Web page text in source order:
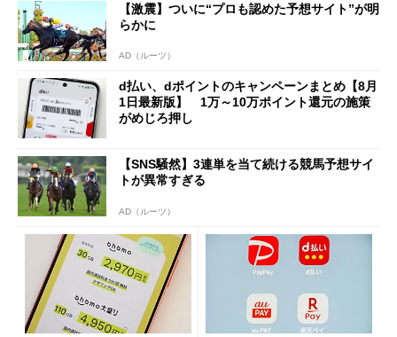
【激震】ついに“プロも認めた予想サイト”が明
らかに
AD（ルーツ）
d払い、dポイントのキャンペーンまとめ【8月
1日最新版】 1万～10万ポイント還元の施策
がめじろ押し
【SNS騒然】3連単を当て続ける競馬予想サイ
トが異常すぎる
AD（ルーツ）